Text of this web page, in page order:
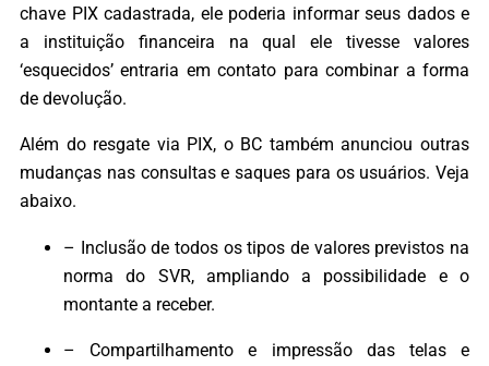
chave PIX cadastrada, ele poderia informar seus dados e
a instituição financeira na qual ele tivesse valores
‘esquecidos’ entraria em contato para combinar a forma
de devolução.
Além do resgate via PIX, o BC também anunciou outras
mudanças nas consultas e saques para os usuários. Veja
abaixo.
– Inclusão de todos os tipos de valores previstos na
norma do SVR, ampliando a possibilidade e o
montante a receber.
– Compartilhamento e impressão das telas e